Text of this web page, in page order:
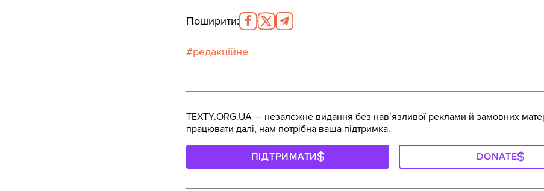
Поширити:
редакційне
TEXTY.ORG.UA — незалежне видання без навʼязливої реклами й замовних
працювати далі, нам потрібна ваша підтримка.
ПІДТРИМАТИ DONATE